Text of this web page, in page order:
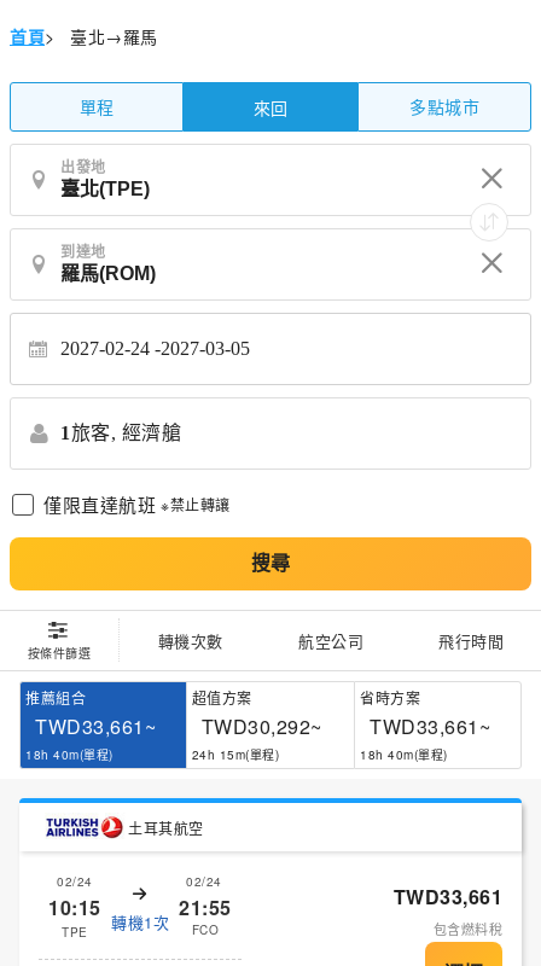
首頁> 臺北→羅馬
單程 來回 多點城市
出發地
到達地
2027-02-24 2027-03-05
1旅客, 經濟艙
僅限直達航班 ※禁止轉讓
搜尋
按條件篩選
轉機次數 航空公司 飛行時間
推薦組合
TWD33,661~
18h 40m(單程)
超值方案
TWD30,292~
24h 15m(單程)
省時方案
TWD33,661~
18h 40m(單程)
土耳其航空
02/24
10:15
TPE 轉機1次
02/24
21:55
FCO
TWD33,661
包含燃料稅